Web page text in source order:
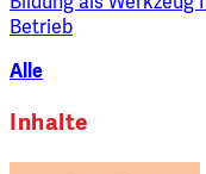
Betrieb
Alle
Inhalte